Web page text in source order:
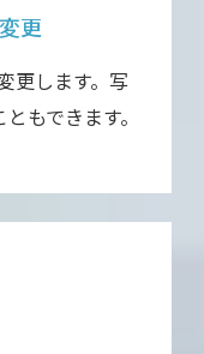
変更
更します。写
もできます。